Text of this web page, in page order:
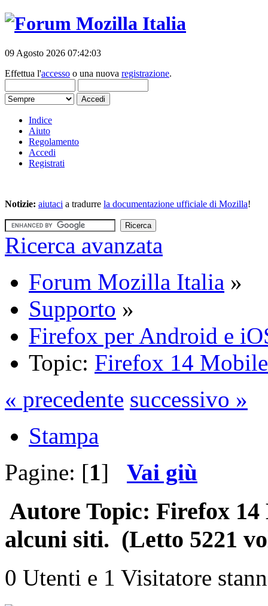
09 Agosto 2026 07:42:03
Effettua l'accesso o una nuova registrazione.
Indice
Aiuto
Regolamento
Accedi
Registrati
Notizie: aiutaci a tradurre la documentazione ufficiale di Mozilla!
Ricerca avanzata
Forum Mozilla Italia »
Supporto »
Firefox per Android e
Topic: Firefox 14
« precedente successivo »
Stampa
Pagine: [1] Vai giù
Autore Topic: Firefox
alcuni siti. (Letto 5221
0 Utenti e 1 Visitatore